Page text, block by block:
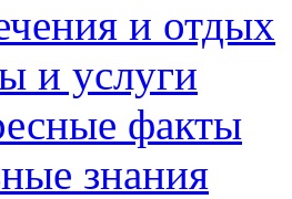
и отдых
и услуги
факты
знания